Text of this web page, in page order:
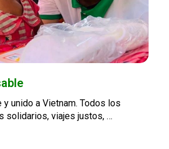
unido a Vietnam. Todos los
solidarios, viajes justos, …